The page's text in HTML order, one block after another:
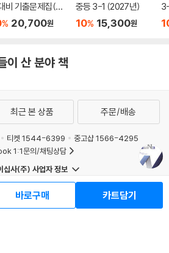
비 기출문제집(후
중등 3 (2026년)
% 20,700원
중등 3-1 (2027년)
10% 15,300원
이 산 분야 책
바로구매 카트담기
최근 본 상품 주문/배송
티켓 1544-6399
중고샵 1566-4295
1:1문의/채팅상담
십사(주) 사업자 정보
청소년보호정책
회사소개
거래처관계자께